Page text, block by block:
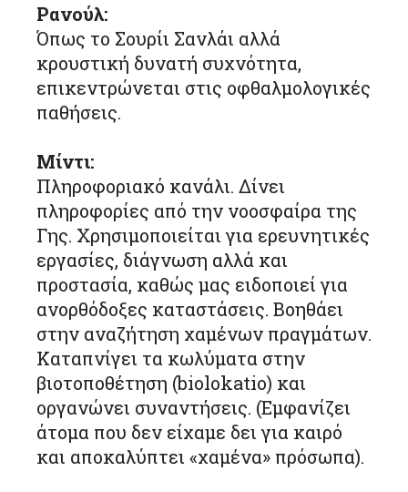
Ρανούλ:
Όπως το Σουρίι Σανλάι αλλά
κρουστική δυνατή συχνότητα,
επικεντρώνεται στις οφθαλμολογικές
παθήσεις.
Μίντι:
Πληροφοριακό κανάλι. Δίνει
πληροφορίες από την νοοσφαίρα της
Γης. Χρησιμοποιείται για ερευνητικές
εργασίες, διάγνωση αλλά και
προστασία, καθώς μας ειδοποιεί για
ανορθόδοξες καταστάσεις. Βοηθάει
στην αναζήτηση χαμένων πραγμάτων.
Καταπνίγει τα κωλύματα στην
βιοτοποθέτηση (biolokatio) και
οργανώνει συναντήσεις. (Εμφανίζει
άτομα που δεν είχαμε δει για καιρό
και αποκαλύπτει «χαμένα» πρόσωπα).